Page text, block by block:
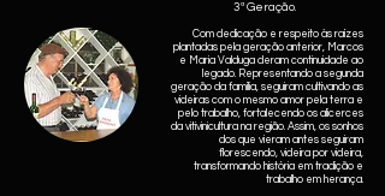
3ª Geração.
Com dedicação e respeito às raízes
plantadas pela geração anterior, Marcos
e Maria Valduga deram continuidade ao
legado. Representando a segunda
geração da família, seguiram cultivando as
videiras com o mesmo amor pela terra e
pelo trabalho, fortalecendo os alicerces
da vitivinicultura na região. Assim, os sonhos
dos que vieram antes seguiram
florescendo, videira por videira,
transformando história em tradição e
trabalho em herança.